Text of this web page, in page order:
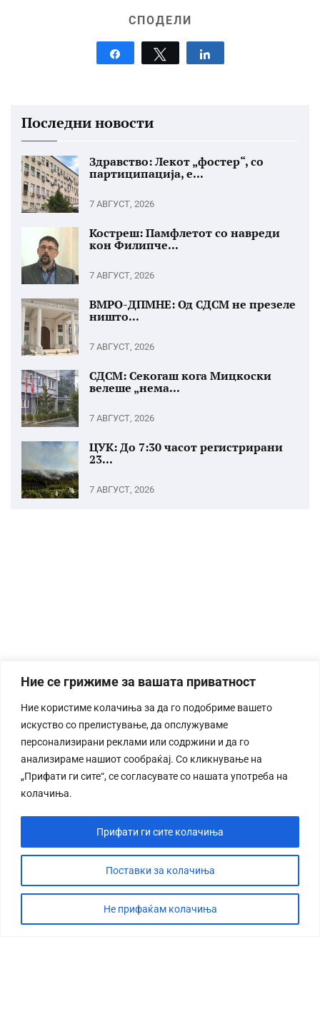
Ние се грижиме за вашата приватност
Ние користиме колачиња за да го подобриме вашето
искуство со прелистување, да опслужуваме
персонализирани реклами или содржини и да го
анализираме нашиот сообраќај. Со кликнување на
„Прифати ги сите“, се согласувате со нашата употреба на
колачиња.
Поставки за колачиња
Не прифаќам колачиња
Прифати ги сите колачиња
СПОДЕЛИ
Tweet
Последни новости
Здравство: Лекот „фостер“, со
партиципација, е...
7 АВГУСТ, 2026
Костреш: Памфлетот со навреди
кон Филипче...
7 АВГУСТ, 2026
ВМРО-ДПМНЕ: Од СДСМ не презеле
ништо...
7 АВГУСТ, 2026
СДСМ: Секогаш кога Мицкоски
велеше „нема...
7 АВГУСТ, 2026
ЦУК: До 7:30 часот регистрирани
23...
7 АВГУСТ, 2026